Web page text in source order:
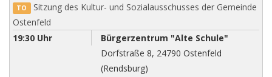
TO Sitzung des Kultur- und Sozialausschusses der Gemeinde
Ostenfeld
19:30 Uhr
Bürgerzentrum "Alte Schule"
Dorfstraße 8, 24790 Ostenfeld
(Rendsburg)